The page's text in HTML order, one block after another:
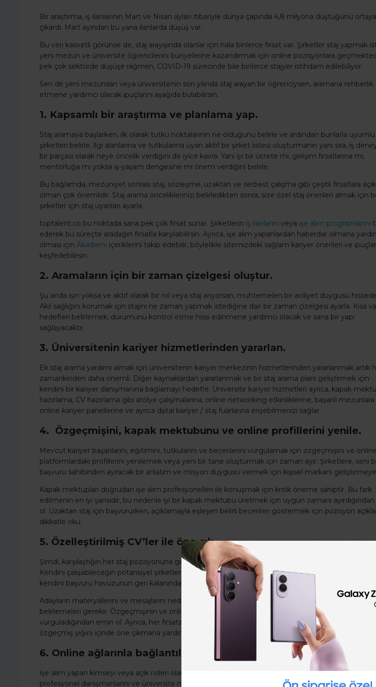
Bir araştırma, iş ilanlarının Mart ve Nisan ayları itibariyle dünya çapında 4,8 milyona düştüğünü ortaya
çıkardı. Mart ayından bu yana ilanlarda düşüş var.
Bu veri kasvetli görünse de, staj arayışında olanlar için hala binlerce fırsat var. Şirketler staj yapmak
yeni mezun ve üniversite öğrencilerini bünyelerine kazandırmak için online pozisyonlara
pek çok sektörde düşüşe rağmen, COVID-19 sürecinde bile binlerce stajyer istihdam edilebiliyor.
Sen de yeni mezunsan veya üniversitenin son yılında staj arayan bir öğrenciysen, aramana rehberlik
etmene yardımcı olacak ipuçlarını aşağıda bulabilirsin.
1. Kapsamlı bir araştırma ve planlama yap.
Staj aramaya başlarken, ilk olarak tutku noktalarının ne olduğunu belirle ve ardından bunlarla uyumlu
şirketleri belirle. İlgi alanlarına ve tutkularına uyan aktif bir şirket listesi oluşturmanın yanı sıra, iş
bir parçası olarak neye öncelik verdiğini de iyice kavra. Yani iyi bir ücrete mi, gelişim fırsatlarına mı,
mentorluğa mı yoksa iş-yaşam dengesine mi önem verdiğini belirle.
Bu bağlamda, mezuniyet sonrası staj, sözleşme, uzaktan ve serbest çalışma gibi çeşitli fırsatlara açık
olman çok önemlidir. Staj arama önceliklerinizi belirledikten sonra, size özel staj önerileri almak için
şirketler için staj uyarıları ayarla.
toptalent.co bu noktada sana pek çok fırsat sunar. Şirketlerin iş ilanlarını veya işe alım programlarını
ederek bu süreçte aradağın fırsatla karşılabilirsin. Ayrıca, işe alım yapanlardan haberdar olmana
olması için Akademi içeriklerini takip edebilir, böylelikle sitemizdeki sağlam kariyer önerileri ve
keşfedebilirsin.
2. Aramaların için bir zaman çizelgesi oluştur.
Şu anda işin yoksa ve aktif olarak bir rol veya staj arıyorsan, muhtemelen bir aciliyet duygusu
Akıl sağlığını korumak için stajını ne zaman yapmak istediğine dair bir zaman çizelgesi ayarla. Kısa
hedefleri belirlemek, durumunu kontrol etme hissi edinmene yardımcı olacak ve sana bir yapı
sağlayacaktır.
3. Üniversitenin kariyer hizmetlerinden yararlan.
Ek staj arama yardımı almak için üniversitenin kariyer merkezinin hizmetlerinden yararlanmak artık
zamankinden daha önemli. Diğer kaynaklardan yararlanmak ve bir staj arama planı geliştirmek için
kendini bir kariyer danışmanına bağlamayı hedefle. Üniversite kariyer hizmetleri ayrıca, kapak
hazırlama, CV hazırlama gibi atölye çalışmalarına, online networking etkinliklerine, başarılı
online kariyer panellerine ve ayrıca dijital kariyer / staj fuarlarına erişebilmenizi sağlar.
4. Özgeçmişini, kapak mektubunu ve online profillerini yenile.
Mevcut kariyer başarılarını, eğitimini, tutkularını ve becerilerini vurgulamak için özgeçmişini ve online
platformlardaki profillerini yenilemek veya yeni bir tane oluşturmak için zaman ayır. Şirketlere, seni
başvuru sahibinden ayıracak bir anlatım ve misyon duygusu vermek için kişisel markanı geliştirmeye
Kapak mektupları doğrudan işe alım profesyonelleri ile konuşmak için kritik öneme sahiptir. Bu fark
edilmenin en iyi şansıdır, bu nedenle iyi bir kapak mektubu üretmek için uygun zamanı
ol. Uzaktan staj için başvururken, açıklamayla eşleşen belirli becerileri göstermek için pozisyon
dikkatle oku.
5. Özelleştirilmiş CV’ler ile öne çık.
Şimdi, karşılaştığın her staj pozisyonuna genel bir özgeçmiş ve kapak mektubu gönderme zamanı
Kendini çalışabileceğin potansiyel şirketlere nasıl pazarladığın konusunda yaratıcı ve kasıtlı olarak
kendini başvuru havuzunun geri kalanından ayırmanı tavsiye ediyoruz.
Adayların materyallerini ve mesajlarını neden iyi olduklarını ve bu fırsatla neden ilgilendiklerini
belirlemeleri gerekir. Özgeçmişinin ve online varlığının ilgili deneyimi, eğitimi, tutkuları ve becerileri
vurguladığından emin ol. Ayrıca, her fırsata özel olarak uyarlanmış uygulama malzemeleri sağlamak,
özgeçmiş yığını içinde öne çıkmana yardımcı olacaktır.
6. Online ağlarınla bağlantılarını geliştir.
İşe alım yapan kimseyi veya açık rolleri olan şirketleri tanıyıp tanımadıklarını görmek için arkadaşlarını,
profesyonel danışmanlarını ve üniversite mezunlarını içerebilecek ağlarına bir göz at. Olası fırsatlar,